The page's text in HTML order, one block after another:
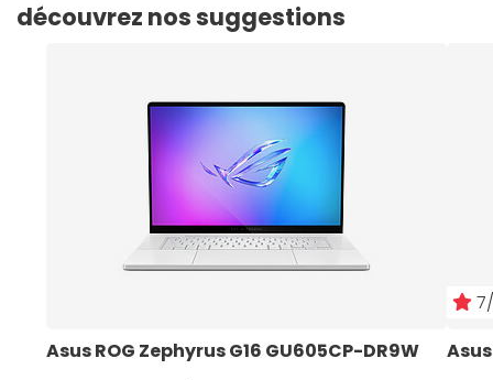
découvrez nos suggestions
Asus ROG Zephyrus G16 GU605CP-DR9W